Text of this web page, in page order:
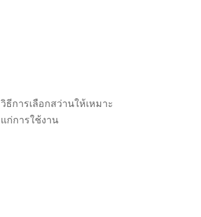
วิธีการเลือกสว่านให้เหมาะ
แก่การใช้งาน